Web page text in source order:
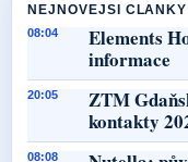
NEJNOVEJSI CLANKY
08:04
Elements
informace
20:05
ZTM
kontakty
08:08